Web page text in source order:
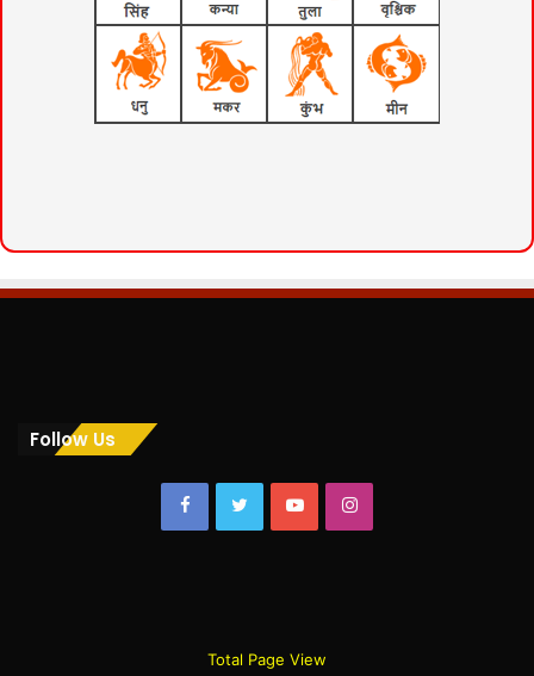
Follow Us
FacebookTwitterYouTubeInstagram
Total Page View